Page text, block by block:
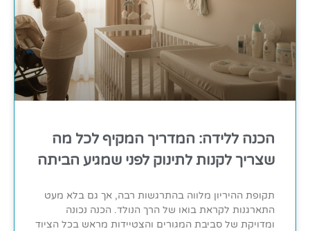
הכנה ללידה: המדריך המקיף לכל מה
שצריך לקנות לתינוק לפני שמגיע הביתה
תקופת ההיריון מלווה בהתרגשות רבה, אך גם בלא מעט
התארגנות לקראת בואו של הרך הנולד. הכנה נכונה
ומדויקת של סביבת המגורים והצטיידות מראש בכל הציוד